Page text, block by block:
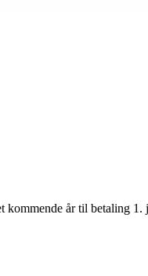
kommende år til betaling 1.